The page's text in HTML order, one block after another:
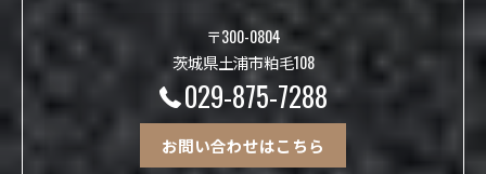
〒300-0804
茨城県土浦市粕毛108
029-875-7288
お問い合わせはこちら